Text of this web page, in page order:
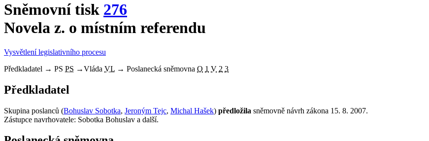
Sněmovní tisk 276
Novela z. o místním referendu
Vysvětlení legislativního procesu
Předkladatel → PS PS →Vláda VL → Poslanecká sněmovna O 1 V 2 3
Předkladatel
Skupina poslanců (Bohuslav Sobotka, Jeroným Tejc, Michal Hašek) předložila sněmovně návrh zákona 15. 8. 2007.
Zástupce navrhovatele: Sobotka Bohuslav a další.